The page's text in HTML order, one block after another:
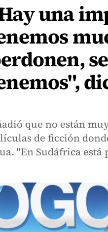
una
que no están
de ficción
"En Sudáfrica está